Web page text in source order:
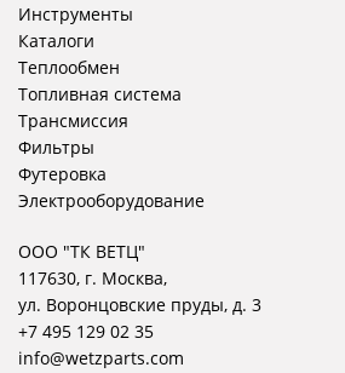
Инструменты
Каталоги
Теплообмен
Топливная система
Трансмиссия
Фильтры
Футеровка
Электрооборудование
ООО "ТК ВЕТЦ"
117630, г. Москва,
ул. Воронцовские пруды, д. 3
+7 495 129 02 35
info@wetzparts.com